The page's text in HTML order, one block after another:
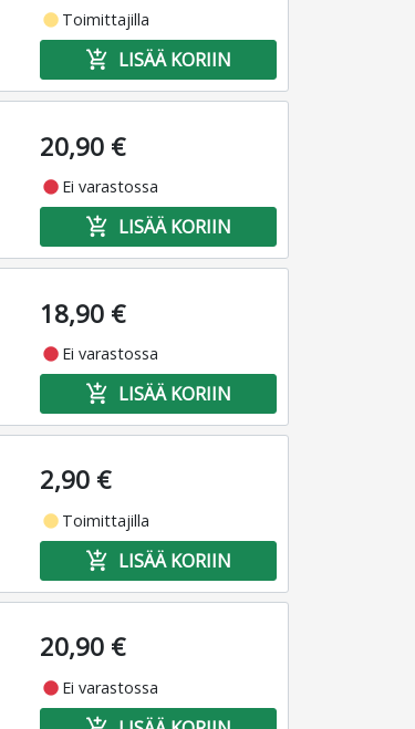
fiber_manual_record Toimittajilla
add_shopping_cart LISÄÄ KORIIN
20,90 €
fiber_manual_record Ei varastossa
add_shopping_cart LISÄÄ KORIIN
18,90 €
fiber_manual_record Ei varastossa
add_shopping_cart LISÄÄ KORIIN
2,90 €
fiber_manual_record Toimittajilla
add_shopping_cart LISÄÄ KORIIN
20,90 €
fiber_manual_record Ei varastossa